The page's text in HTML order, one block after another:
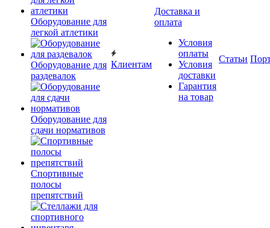
Оборудование для
легкой атлетики
Оборудование для
раздевалок
Оборудование для
сдачи нормативов
Спортивные
полосы
препятствий
Клиентам
Доставка и
оплата
Условия
оплаты
Условия
доставки
Гарантия
на товар
Статьи